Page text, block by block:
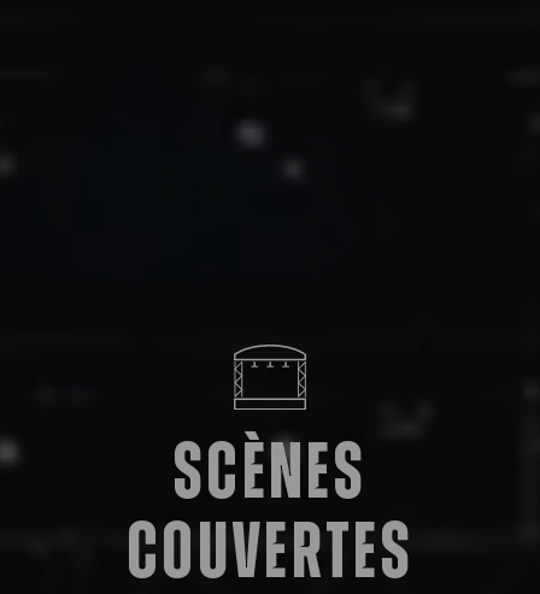
Scènes
couvertes